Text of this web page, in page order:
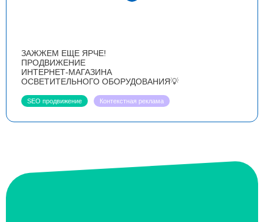
ЗАЖЖЕМ ЕЩЕ ЯРЧЕ!
ПРОДВИЖЕНИЕ
ИНТЕРНЕТ-МАГАЗИНА
ОСВЕТИТЕЛЬНОГО ОБОРУДОВАНИЯ💡
SEO продвижение Контекстная реклама